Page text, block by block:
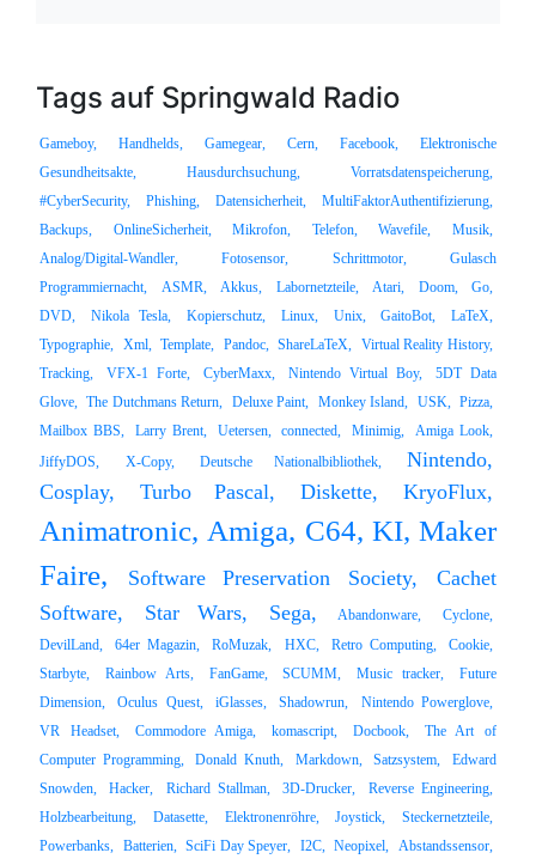
Tags auf Springwald Radio
Gameboy, Handhelds, Gamegear, Cern, Facebook,
Elektronische
Gesundheitsakte,
Hausdurchsuchung,
Vorratsdatenspeicherung,
#CyberSecurity,
Phishing, Datensicherheit,
MultiFaktorAuthentifizierung,
Backups,
OnlineSicherheit, Mikrofon, Telefon, Wavefile,
Musik,
Analog/Digital-Wandler,
Fotosensor, Schrittmotor,
Gulasch
Programmiernacht,
ASMR, Akkus, Labornetzteile, Atari, Doom,
Go,
DVD,
Nikola Tesla, Kopierschutz, Linux, Unix, GaitoBot,
LaTeX,
Typographie, Xml, Template, Pandoc, ShareLaTeX, Virtual Reality History,
Tracking,
VFX-1 Forte, CyberMaxx, Nintendo Virtual Boy,
5DT Data
Glove, The Dutchmans Return, Deluxe Paint, Monkey Island, USK, Pizza,
Mailbox BBS,
Larry Brent, Uetersen, connected, Minimig,
Amiga Look,
JiffyDOS,
X-Copy, Deutsche Nationalbibliothek,
Nintendo,
Cosplay,
Turbo Pascal, Diskette, KryoFlux,
Animatronic, Amiga, C64, KI, Maker
Faire,
Software Preservation Society,
Cachet
Software,
Star Wars, Sega, Abandonware,
Cyclone,
DevilLand,
64er Magazin, RoMuzak, HXC, Retro Computing,
Cookie,
Starbyte,
Rainbow Arts, FanGame, SCUMM, Music tracker,
Future
Dimension,
Oculus Quest, iGlasses, Shadowrun,
Nintendo Powerglove,
VR Headset,
Commodore Amiga, komascript, Docbook,
The Art of
Computer Programming,
Donald Knuth, Markdown, Satzsystem,
Edward
Snowden,
Hacker, Richard Stallman, 3D-Drucker,
Reverse Engineering,
Holzbearbeitung,
Datasette, Elektronenröhre, Joystick,
Steckernetzteile,
Powerbanks, Batterien, SciFi Day Speyer, I2C, Neopixel, Abstandssensor,